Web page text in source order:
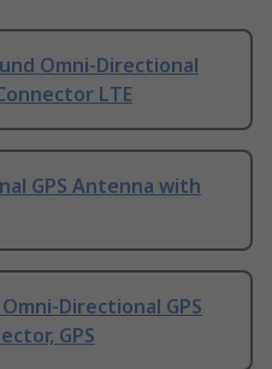
Omni-Directional
LTE
GPS Antenna with
Omni-Directional GPS
GPS